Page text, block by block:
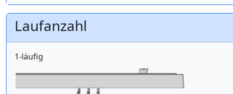
Laufanzahl
1-läufig